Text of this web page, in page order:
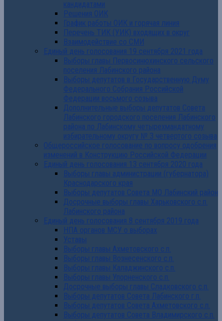
кандидатами
Решения ОИК
График работы ОИК и горячая линия
Перечень ТИК (УИК) входящих в округ
Взаимодействие со СМИ
Единый день голосования 19 сентября 2021 года
Выборы главы Первосинюхинского сельского
поселения Лабинского района
Выборы депутатов в Государственную Думу
Федерального Собрания Российской
Федерации восьмого созыва
Дополнительные выборы депутатов Совета
Лабинского городского поселения Лабинского
района по Лабинскому четырехмандатному
избирательному округу № 3 четвертого созыва
Общероссийское голосование по вопросу одобрения
изменений в Конструкцию Российской Федерации
Единый день голосования 13 сентября 2020 года
Выборы главы администрации (губернатора)
Краснодарского края
Выборы депутатов Совета МО Лабинский район
Досрочные выборы главы Харьковского с.п.
Лабинского района
Единый день голосования 8 сентября 2019 года
НПА органов МСУ о выборах
Уставы
Выборы главы Ахметовского с.п.
Выборы главы Вознесенского с.п.
Выборы главы Каладжинского с.п.
Выборы главы Упорненского с.п.
Досрочные выборы главы Сладковского с.п.
Выборы депутатов Совета Лабинского г.п.
Выборы депутатов Совета Ахметовского с.п.
Выборы депутатов Совета Владимирского с.п.